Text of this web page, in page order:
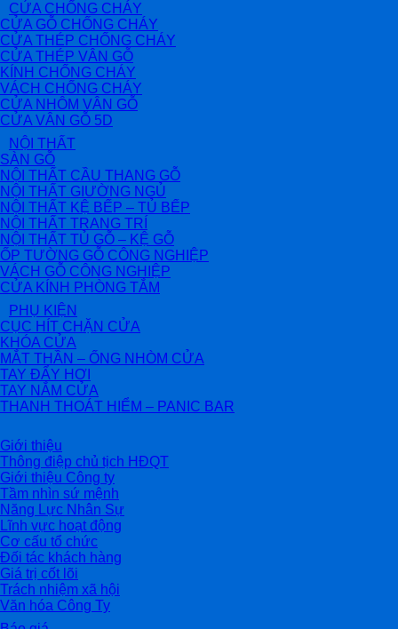
CỬA CHỐNG CHÁY
CỬA GỖ CHỐNG CHÁY
CỬA THÉP CHỐNG CHÁY
CỬA THÉP VÂN GỖ
KÍNH CHỐNG CHÁY
VÁCH CHỐNG CHÁY
CỬA NHÔM VÂN GỖ
CỬA VÂN GỖ 5D
NỘI THẤT
SÀN GỖ
NỘI THẤT CẦU THANG GỖ
NỘI THẤT GIƯỜNG NGỦ
NỘI THẤT KỆ BẾP – TỦ BẾP
NỘI THẤT TRANG TRÍ
NỘI THẤT TỦ GỖ – KỆ GỖ
ỐP TƯỜNG GỖ CÔNG NGHIỆP
VÁCH GỖ CÔNG NGHIỆP
CỬA KÍNH PHÒNG TẮM
PHỤ KIỆN
CỤC HÍT CHẶN CỬA
KHÓA CỬA
MẮT THẦN – ỐNG NHÒM CỬA
TAY ĐẨY HƠI
TAY NẮM CỬA
THANH THOÁT HIỂM – PANIC BAR
Giới thiệu
Thông điệp chủ tịch HĐQT
Giới thiệu Công ty
Tầm nhìn sứ mệnh
Năng Lực Nhân Sự
Lĩnh vực hoạt động
Cơ cấu tổ chức
Đối tác khách hàng
Giá trị cốt lõi
Trách nhiệm xã hội
Văn hóa Công Ty